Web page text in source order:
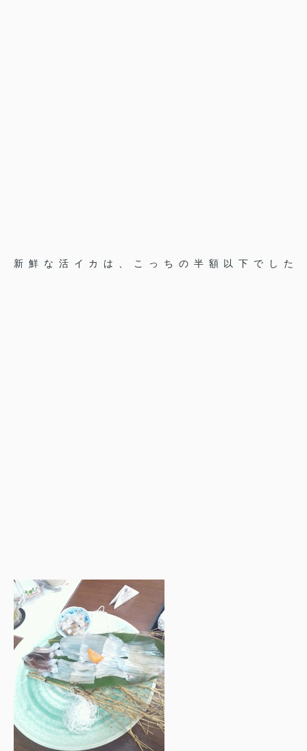
新鮮な活イカは、こっちの半額以下でした